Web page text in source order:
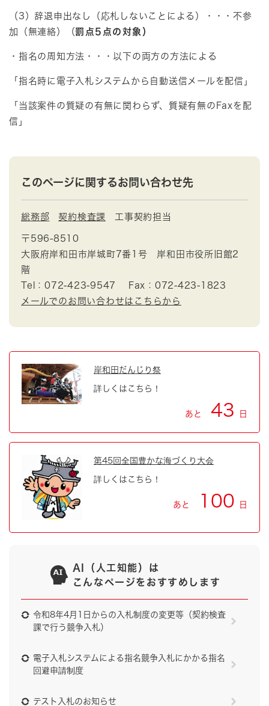
（3）辞退申出なし（応札しないことによる）・・・不参
加（無連絡）（罰点5点の対象）
・指名の周知方法・・・以下の両方の方法による
「指名時に電子入札システムから自動送信メールを配信」
「当該案件の質疑の有無に関わらず、質疑有無のFaxを配
信」​
このページに関するお問い合わせ先
総務部 契約検査課 工事契約担当
〒596-8510
大阪府岸和田市岸城町7番1号 岸和田市役所旧館2
階
Tel：072-423-9547
Fax：072-423-1823
メールでのお問い合わせはこちらから
岸和田だんじり祭
詳しくはこちら！
あと 43 日
第45回全国豊かな海づくり大会
詳しくはこちら！
あと 100 日
AI（人工知能）は
こんなページをおすすめします
令和8年4月1日からの入札制度の変更等（契約検査
課で行う競争入札）
電子入札システムによる指名競争入札にかかる指名
回避申請制度
テスト入札のお知らせ